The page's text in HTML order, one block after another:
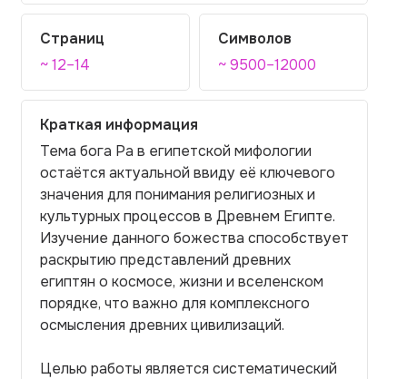
Страниц
~ 12–14
Символов
~ 9500–12000
Краткая информация
Тема бога Ра в египетской мифологии
остаётся актуальной ввиду её ключевого
значения для понимания религиозных и
культурных процессов в Древнем Египте.
Изучение данного божества способствует
раскрытию представлений древних
египтян о космосе, жизни и вселенском
порядке, что важно для комплексного
осмысления древних цивилизаций.
Целью работы является систематический